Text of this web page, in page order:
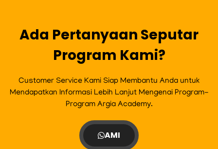
Ada Pertanyaan Seputar
Program Kami?
Customer Service Kami Siap Membantu Anda untuk
Mendapatkan Informasi Lebih Lanjut Mengenai Program-
Program Argia Academy.
AMI